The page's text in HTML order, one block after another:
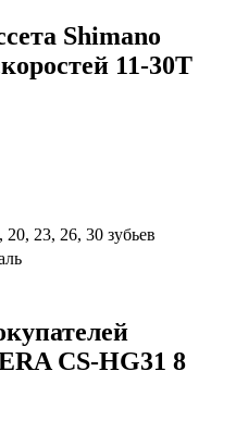
Shimano
11-30T
20, 23, 26, 30 зубьев
CS-HG31 8